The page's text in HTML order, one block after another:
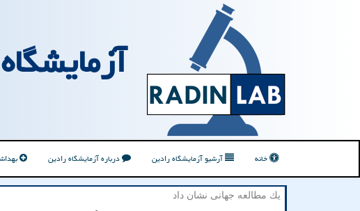
خانه آرشیو آزمایشگاه رادین درباره آزمایشگاه رادین
یك مطالعه جهانی نشان داد